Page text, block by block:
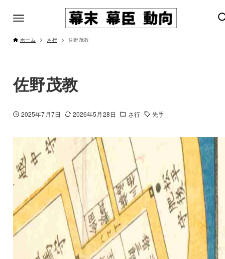
ホーム さ行 佐野茂教
佐野茂教
2025年7月7日 2026年5月28日 さ行 先手